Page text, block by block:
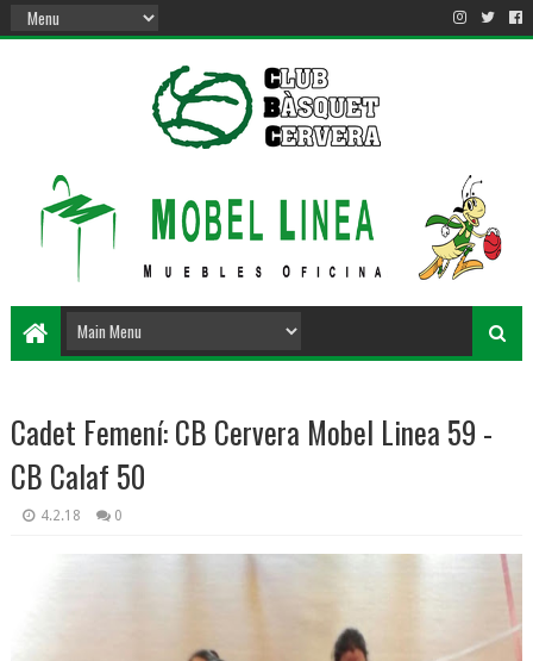
Cadet Femení: CB Cervera Mobel Linea 59 -
CB Calaf 50
4.2.18 0